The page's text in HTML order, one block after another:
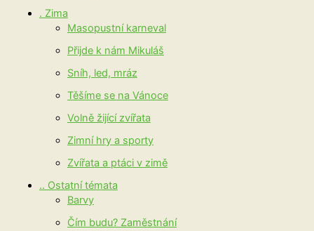
. Zima
Masopustní karneval
Přijde k nám Mikuláš
Sníh, led, mráz
Těšíme se na Vánoce
Volně žijící zvířata
Zimní hry a sporty
Zvířata a ptáci v zimě
.. Ostatní témata
Barvy
Čím budu? Zaměstnání